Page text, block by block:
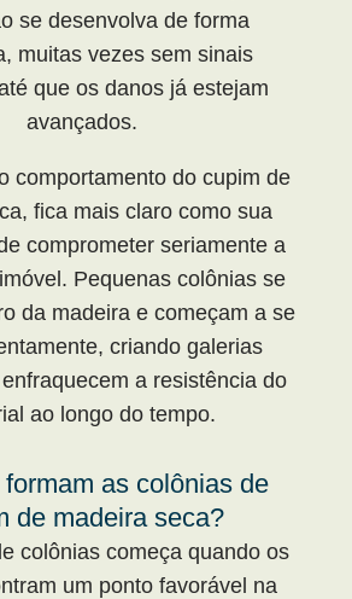
se desenvolva de forma
muitas vezes sem sinais
que os danos já estejam
avançados.
comportamento do cupim de
fica mais claro como sua
comprometer seriamente a
Pequenas colônias se
da madeira e começam a se
criando galerias
a resistência do
ao longo do tempo.
as colônias de
de madeira seca?
colônias começa quando os
um ponto favorável na